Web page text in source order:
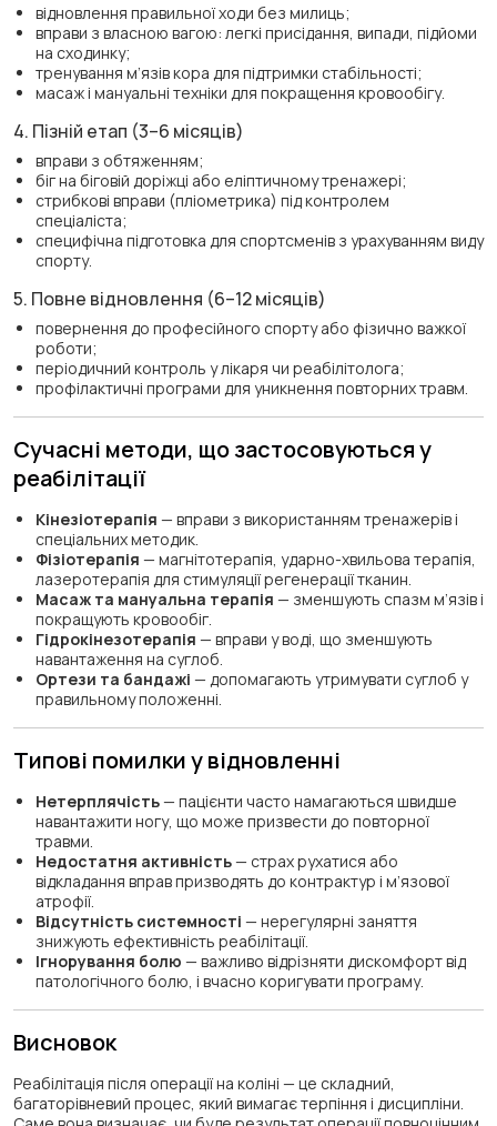
відновлення правильної ходи без милиць;
вправи з власною вагою: легкі присідання, випади, підйоми
на сходинку;
тренування м’язів кора для підтримки стабільності;
масаж і мануальні техніки для покращення кровообігу.
4. Пізній етап (3–6 місяців)
вправи з обтяженням;
біг на біговій доріжці або еліптичному тренажері;
стрибкові вправи (пліометрика) під контролем
спеціаліста;
специфічна підготовка для спортсменів з урахуванням виду
спорту.
5. Повне відновлення (6–12 місяців)
повернення до професійного спорту або фізично важкої
роботи;
періодичний контроль у лікаря чи реабілітолога;
профілактичні програми для уникнення повторних травм.
Сучасні методи, що застосовуються у
реабілітації
Кінезіотерапія — вправи з використанням тренажерів і
спеціальних методик.
Фізіотерапія — магнітотерапія, ударно-хвильова терапія,
лазеротерапія для стимуляції регенерації тканин.
Масаж та мануальна терапія — зменшують спазм м’язів і
покращують кровообіг.
Гідрокінезотерапія — вправи у воді, що зменшують
навантаження на суглоб.
Ортези та бандажі — допомагають утримувати суглоб у
правильному положенні.
Типові помилки у відновленні
Нетерплячість— пацієнти часто намагаються швидше
навантажити ногу, що може призвести до повторної
травми.
Недостатня активність— страх рухатися або
відкладання вправ призводять до контрактур і м’язової
атрофії.
Відсутність системності — нерегулярні заняття
знижують ефективність реабілітації.
Ігнорування болю — важливо відрізняти дискомфорт від
патологічного болю, і вчасно коригувати програму.
Висновок
Реабілітація після операції на коліні — це складний,
багаторівневий процес, який вимагає терпіння і дисципліни.